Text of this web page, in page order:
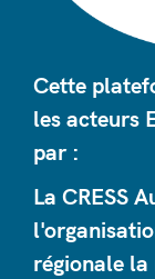
Cette
les acteurs
par :
La CRESS
régionale